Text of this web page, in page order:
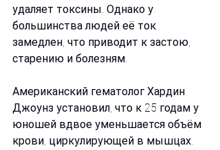
удаляет токсины. Однако у
большинства людей её ток
замедлен, что приводит к застою,
старению и болезням.
Американский гематолог Хардин
Джоунз установил, что к 25 годам у
юношей вдвое уменьшается объём
крови, циркулирующей в мышцах.